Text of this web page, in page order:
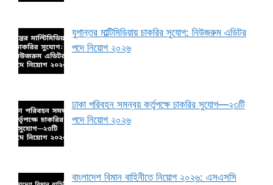
যুগান্তর মাল্টিমিডিয়ায় চাকরির সুযোগ: নিউজরুম এডিটর
পদে নিয়োগ ২০২৬
ঢাকা পরিবহন সমন্বয় কর্তৃপক্ষে চাকরির সুযোগ—২৩টি
পদে নিয়োগ ২০২৬
বাংলাদেশ বিমান বাহিনীতে নিয়োগ ২০২৬: এসএসসি